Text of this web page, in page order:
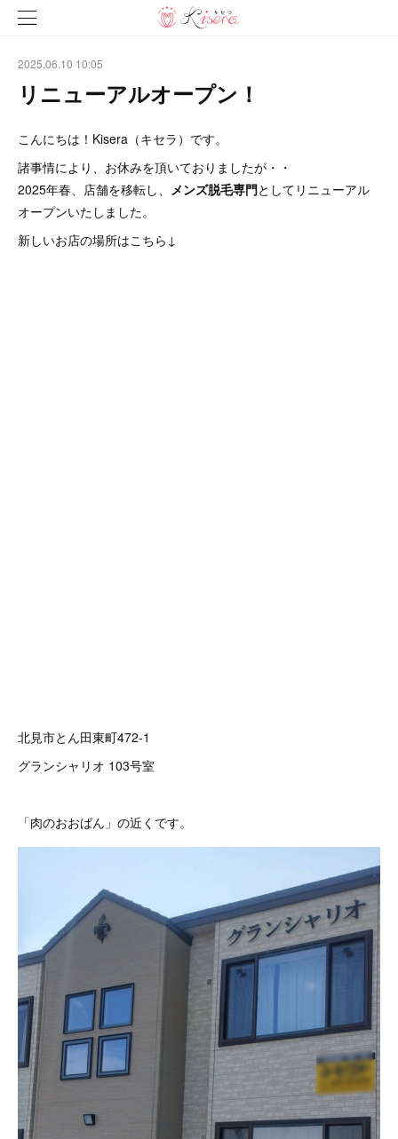
2025.06.10 10:05
リニューアルオープン！
こんにちは！Kisera（キセラ）です。
諸事情により、お休みを頂いておりましたが・・
2025年春、店舗を移転し、 メンズ脱毛専門としてリニューアル
オープンいたしました。
新しいお店の場所はこちら↓
北見市とん田東町472-1
グランシャリオ 103号室
「肉のおおばん」の近くです。